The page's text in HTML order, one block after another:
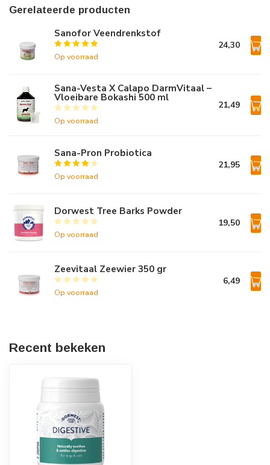
Gerelateerde producten
Sanofor Veendrenkstof
Op voorraad
24,30
Sana-Vesta X Calapo DarmVitaal –
Vloeibare Bokashi 500 ml
Op voorraad
21,49
Sana-Pron Probiotica
Op voorraad
21,95
Dorwest Tree Barks Powder
Op voorraad
19,50
Zeevitaal Zeewier 350 gr
Op voorraad
6,49
Recent bekeken